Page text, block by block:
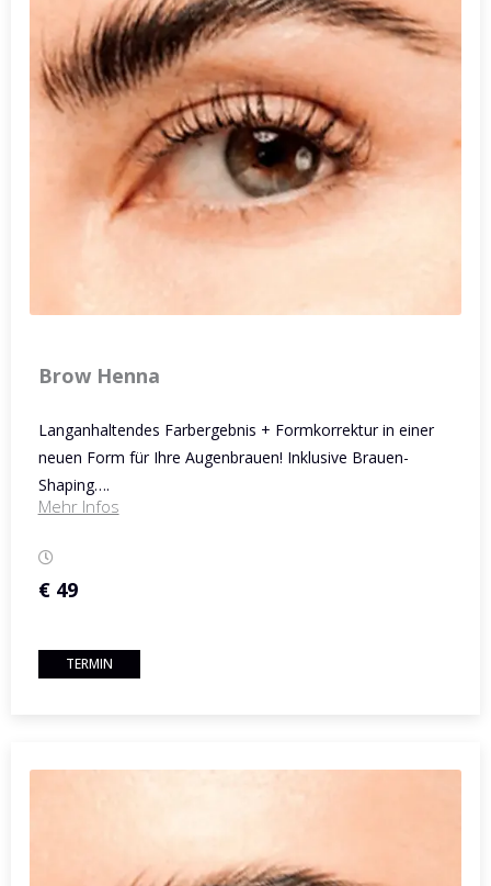
Brow Henna
Langanhaltendes Farbergebnis + Formkorrektur in einer
neuen Form für Ihre Augenbrauen! Inklusive Brauen-
Shaping….
Mehr Infos
€ 49
TERMIN